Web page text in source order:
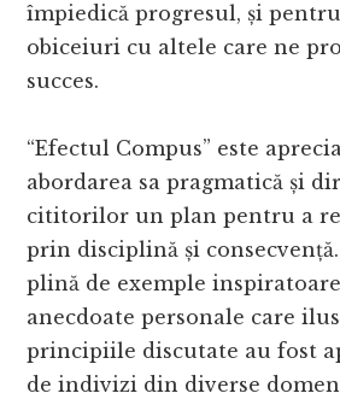
împiedică progresul, și
obiceiuri cu altele care ne
succes.
“Efectul Compus” este
abordarea sa pragmatică și
cititorilor un plan pentru a
prin disciplină și
plină de exemple
anecdoate personale care
principiile discutate au fost
de indivizi din diverse